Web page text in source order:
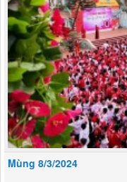
Mùng 8/3/2024